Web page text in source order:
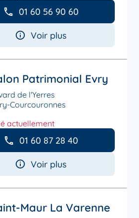
01 60 56 90 60
Voir plus
Patrimonial Evry
de l'Yerres
Courcouronnes
actuellement
01 60 87 28 40
Voir plus
Maur La Varenne